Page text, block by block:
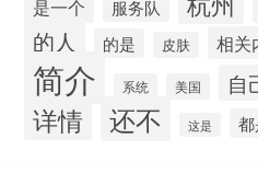
是一个 服务队
的人 的是 皮肤 相关
简介 系统 美国 自
详情 还不 这是